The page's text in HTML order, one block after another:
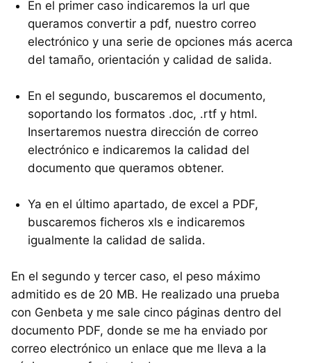
En el primer caso indicaremos la url que
queramos convertir a pdf, nuestro correo
electrónico y una serie de opciones más acerca
del tamaño, orientación y calidad de salida.
En el segundo, buscaremos el documento,
soportando los formatos .doc, .rtf y html.
Insertaremos nuestra dirección de correo
electrónico e indicaremos la calidad del
documento que queramos obtener.
Ya en el último apartado, de excel a PDF,
buscaremos ficheros xls e indicaremos
igualmente la calidad de salida.
En el segundo y tercer caso, el peso máximo
admitido es de 20 MB. He realizado una prueba
con Genbeta y me sale cinco páginas dentro del
documento PDF, donde se me ha enviado por
correo electrónico un enlace que me lleva a la